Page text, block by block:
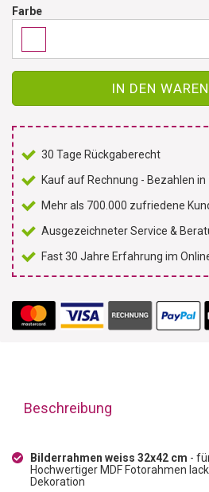
Farbe
IN DEN
30 Tage Rückgaberecht
Kauf auf Rechnung - Bezahlen in
Mehr als 700.000 zufriedene
Ausgezeichneter Service &
Fast 30 Jahre Erfahrung im
Beschreibung
Bilderrahmen weiss 32x42 cm -
Hochwertiger MDF Fotorahmen
Dekoration